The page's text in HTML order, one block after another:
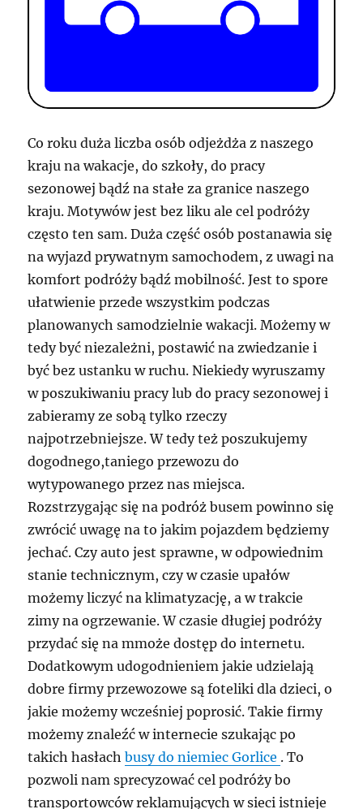
Co roku duża liczba osób odjeżdża z naszego
kraju na wakacje, do szkoły, do pracy
sezonowej bądź na stałe za granice naszego
kraju. Motywów jest bez liku ale cel podróży
często ten sam. Duża część osób postanawia się
na wyjazd prywatnym samochodem, z uwagi na
komfort podróży bądź mobilność. Jest to spore
ułatwienie przede wszystkim podczas
planowanych samodzielnie wakacji. Możemy w
tedy być niezależni, postawić na zwiedzanie i
być bez ustanku w ruchu. Niekiedy wyruszamy
w poszukiwaniu pracy lub do pracy sezonowej i
zabieramy ze sobą tylko rzeczy
najpotrzebniejsze. W tedy też poszukujemy
dogodnego,taniego przewozu do
wytypowanego przez nas miejsca.
Rozstrzygając się na podróż busem powinno się
zwrócić uwagę na to jakim pojazdem będziemy
jechać. Czy auto jest sprawne, w odpowiednim
stanie technicznym, czy w czasie upałów
możemy liczyć na klimatyzację, a w trakcie
zimy na ogrzewanie. W czasie długiej podróży
przydać się na mmoże dostęp do internetu.
Dodatkowym udogodnieniem jakie udzielają
dobre firmy przewozowe są foteliki dla dzieci, o
jakie możemy wcześniej poprosić. Takie firmy
możemy znaleźć w internecie szukając po
takich hasłachbusy do niemiec Gorlice . To
pozwoli nam sprecyzować cel podróży bo
transportowców reklamujących w sieci istnieje